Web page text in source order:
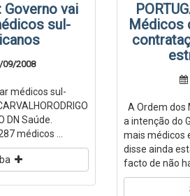
Governo vai
sul-
09/2008
médicos sul-
DN Saúde.
médicos ...
Médicos
A Ordem dos
a intenção do
mais médicos
disse ainda
facto de não